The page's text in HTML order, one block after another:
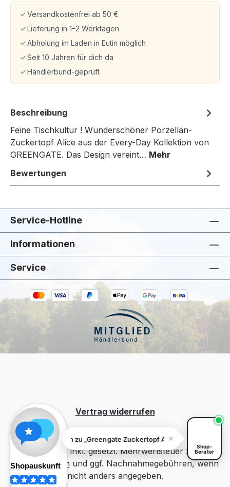
Versandkostenfrei ab 50 €
Lieferung in 1–2 Werktagen
Abholung im Laden in Eutin möglich
Seit 10 Jahren für dich da
Händlerbund-geprüft
Beschreibung
Feine Tischkultur ! Wunderschöner Porzellan-
Zuckertopf Alice aus der Every-Day Kollektion von
GREENGATE. Das Design vereint… Mehr
Bewertungen
Service-Hotline
Informationen
Service
Vertrag widerrufen
Alle Preise inkl. gesetzl. Mehrwertsteuer zzgl.
Versandkosten und ggf. Nachnahmegebühren, wenn
nicht anders angegeben.
Shop-
Berater
Fragen zu „Greengate Zuckertopf Alice Warm Grey"?